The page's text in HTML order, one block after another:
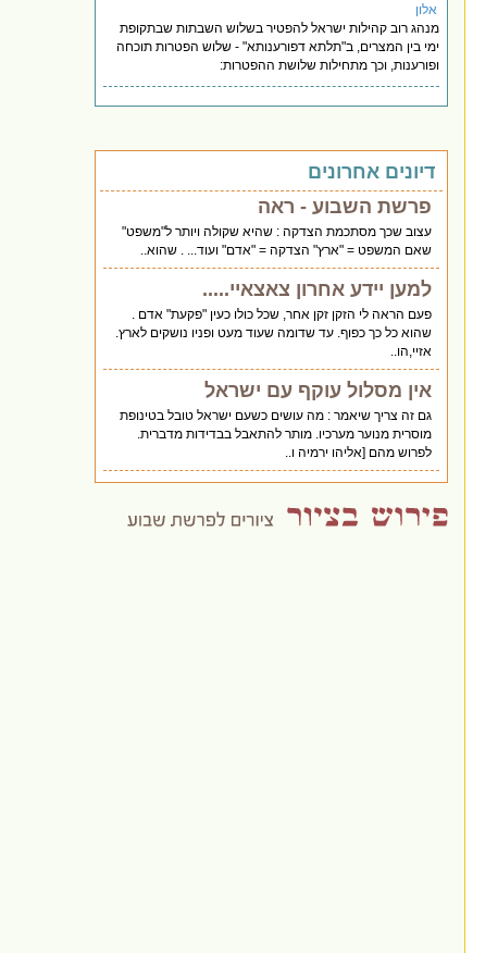
אלון
מנהג רוב קהילות ישראל להפטיר בשלוש השבתות שבתקופת
ימי בין המצרים, ב"תלתא דפורענותא" - שלוש הפטרות תוכחה
ופורענות, וכך מתחילות שלושת ההפטרות:
דיונים אחרונים
פרשת השבוע - ראה
עצוב שכך מסתכמת הצדקה : שהיא שקולה ויותר ל"משפט"
שאם המשפט = "ארץ" הצדקה = "אדם" ועוד... . שהוא..
למען יידע אחרון צאצאיי.....
פעם הראה לי הזקן זקן אחר, שכל כולו כעין "פקעת" אדם .
שהוא כל כך כפוף. עד שדומה שעוד מעט ופניו נושקים לארץ.
אזיי,הו..
אין מסלול עוקף עם ישראל
גם זה צריך שיאמר : מה עושים כשעם ישראל טובל בטינופת
מוסרית מנוער מערכיו. מותר להתאבל בבדידות מדברית.
לפרוש מהם [אליהו ירמיה ו..